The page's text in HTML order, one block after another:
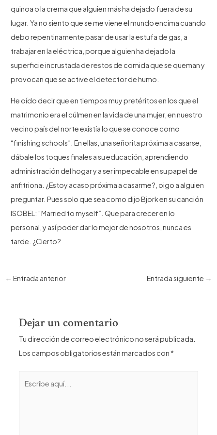
quinoa o la crema que alguien más ha dejado fuera de su
lugar. Ya no siento que se me viene el mundo encima cuando
debo repentinamente pasar de usar la estufa de gas, a
trabajar en la eléctrica, porque alguien ha dejado la
superficie incrustada de restos de comida que se queman y
provocan que se active el detector de humo.
He oído decir que en tiempos muy pretéritos en los que el
matrimonio era el cúlmen en la vida de una mujer, en nuestro
vecino país del norte existía lo que se conoce como
“finishing schools”. En ellas, una señorita próxima a casarse,
dábale los toques finales a su educación, aprendiendo
administración del hogar y a ser impecable en su papel de
anfitriona. ¿Estoy acaso próxima a casarme?, oigo a alguien
preguntar. Pues solo que sea como dijoBjork en su canción
ISOBEL: “Married to myself” . Que para crecer en lo
personal, y así poder dar lo mejor de nosotros, nunca es
tarde. ¿Cierto?
Navegación
← Entrada anterior Entrada siguiente →
Dejar un comentario
Tu dirección de correo electrónico no será publicada.
Los campos obligatorios están marcados con*